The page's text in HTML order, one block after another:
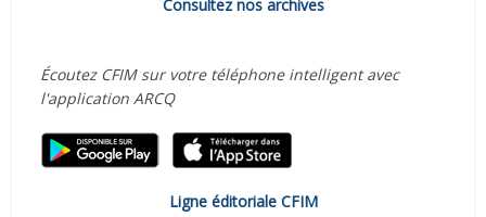
Consultez nos archives
Écoutez CFIM sur votre téléphone intelligent avec
l'application ARCQ
Ligne éditoriale CFIM